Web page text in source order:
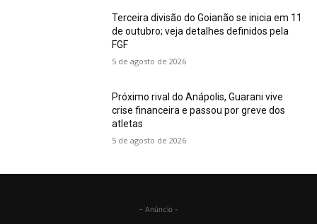
Terceira divisão do Goianão se inicia em 11
de outubro; veja detalhes definidos pela
FGF
5 de agosto de 2026
Próximo rival do Anápolis, Guarani vive
crise financeira e passou por greve dos
atletas
5 de agosto de 2026
- Anúncio -